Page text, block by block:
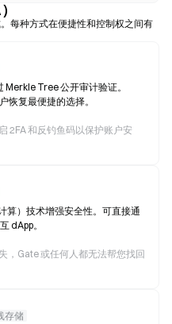
每种方式在便捷性和控制权之间有
Tree 公开审计验证。
恢复最便捷的选择。
2FA 和反钓鱼码以保护账户安
算）技术增强安全性。可直接通
dApp。
，Gate 或任何人都无法帮您找回
存储